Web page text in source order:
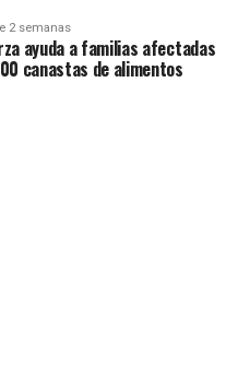
2 semanas
ayuda a familias afectadas
canastas de alimentos